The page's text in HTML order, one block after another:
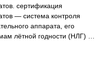
сертификация
— система контроля
аппарата, его
лётной годности (НЛГ) …